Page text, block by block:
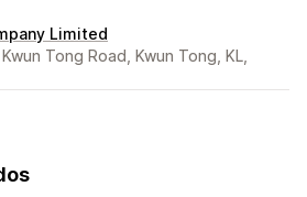
Limited
Tong Road, Kwun Tong, KL,